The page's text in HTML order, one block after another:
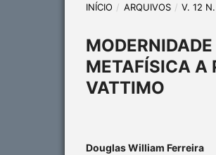
INÍCIO / ARQUIVOS / V. 12
METAFÍSICA A
VATTIMO
Douglas William Ferreira